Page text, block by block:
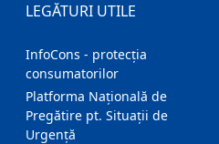
LEGĂTURI UTILE
InfoCons - protecția
consumatorilor
Platforma Națională de
Pregătire pt. Situații de
Urgență